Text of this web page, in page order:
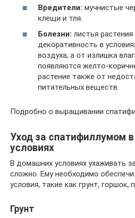
Вредители: мучнистые
клещи и тля.
Болезни: листья
декоративность в
воздуха, а от излишка
появляются желто-
растение также от
питательных веществ.
Подробно о выращивании
Уход за спатифиллумом
условиях
В домашних условиях ухаживать
сложно. Ему необходимо
условия, такие как грунт, горшок,
Грунт